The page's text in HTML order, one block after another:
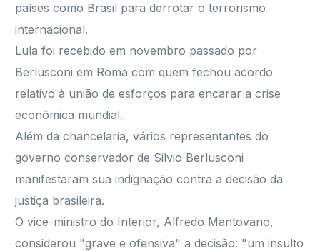
países como Brasil para derrotar o terrorismo
internacional.
Lula foi recebido em novembro passado por
Berlusconi em Roma com quem fechou acordo
relativo à união de esforços para encarar a crise
econômica mundial.
Além da chancelaria, vários representantes do
governo conservador de Silvio Berlusconi
manifestaram sua indignação contra a decisão da
justiça brasileira.
O vice-ministro do Interior, Alfredo Mantovano,
considerou "grave e ofensiva" a decisão: "um insulto